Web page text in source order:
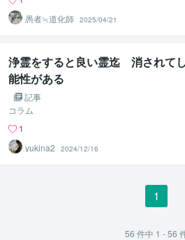
愚者≒道化師 2025/04/21
浄霊をすると良い霊迄 消されて
能性がある
記事
コラム
1
yukina2
2024/12/16
1
56 件中 1 - 56